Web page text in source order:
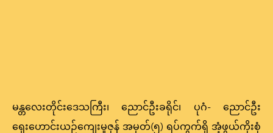
မန္တလေးတိုင်းဒေသကြီး၊ ညောင်ဦးခရိုင်၊ ပုဂံ- ညောင်ဦး
ရှေးဟောင်းယဉ်ကျေးမှုဇုန် အမှတ်(၅) ရပ်ကွက်ရှိ အံ့ဖွယ်ကိုးစုံ